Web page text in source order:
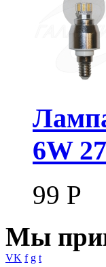
6W
99 Р
Мы
VK f g t